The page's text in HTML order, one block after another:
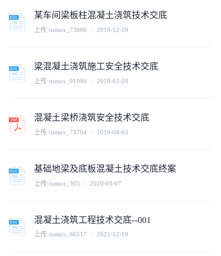
某车间梁板柱混凝土浇筑技术交底
上传:tumux_73866 2019-12-19
梁混凝土浇筑施工安全技术交底
上传:tumux_91990 2019-03-20
混凝土梁桥浇筑安全技术交底
上传:tumux_73764 2019-04-03
基础地梁及底板混凝土技术交底终案
上传:tumux_305 2020-09-07
混凝土浇筑工程技术交底--001
上传:tumux_86517 2021-12-19